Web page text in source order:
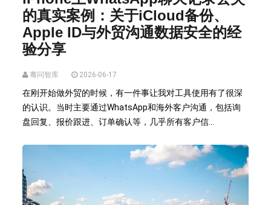
的真实案例：关于iCloud备份、
Apple ID与外贸沟通数据安全的经
验分享
骞问智库 2026-06-17
在刚开始做外贸的时候，有一件事让我对工具使用有了很深
的认识。当时主要通过WhatsApp和海外客户沟通，包括询
盘回复、报价跟进、订单确认等，几乎所有客户信...